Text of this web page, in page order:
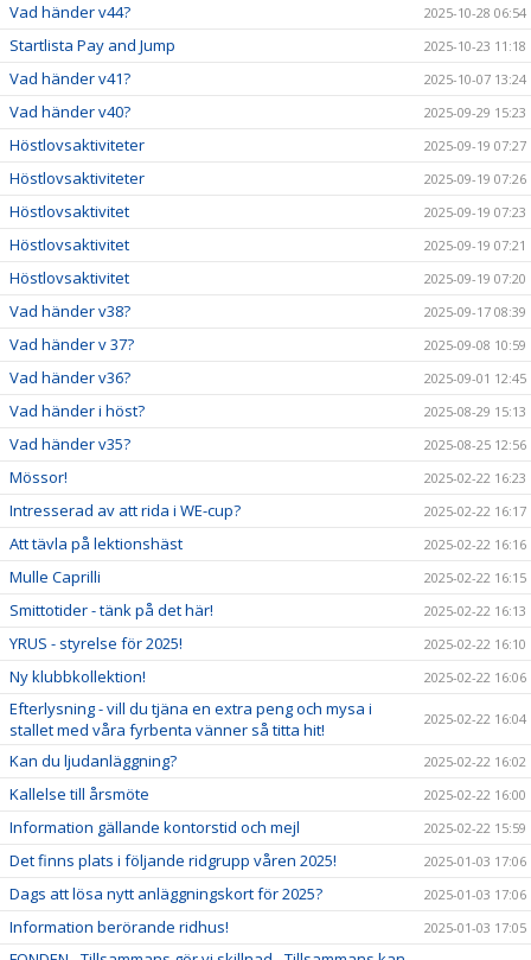
Vad händer v44? 2025-10-28 06:54
Startlista Pay and Jump 2025-10-23 11:18
Vad händer v41? 2025-10-07 13:24
Vad händer v40? 2025-09-29 15:23
Höstlovsaktiviteter 2025-09-19 07:27
Höstlovsaktiviteter 2025-09-19 07:26
Höstlovsaktivitet 2025-09-19 07:23
Höstlovsaktivitet 2025-09-19 07:21
Höstlovsaktivitet 2025-09-19 07:20
Vad händer v38? 2025-09-17 08:39
Vad händer v 37? 2025-09-08 10:59
Vad händer v36? 2025-09-01 12:45
Vad händer i höst? 2025-08-29 15:13
Vad händer v35? 2025-08-25 12:56
Mössor! 2025-02-22 16:23
Intresserad av att rida i WE-cup? 2025-02-22 16:17
Att tävla på lektionshäst 2025-02-22 16:16
Mulle Caprilli 2025-02-22 16:15
Smittotider - tänk på det här! 2025-02-22 16:13
YRUS - styrelse för 2025! 2025-02-22 16:10
Ny klubbkollektion! 2025-02-22 16:06
Efterlysning - vill du tjäna en extra peng och mysa i
stallet med våra fyrbenta vänner så titta hit!
2025-02-22 16:04
Kan du ljudanläggning? 2025-02-22 16:02
Kallelse till årsmöte 2025-02-22 16:00
Information gällande kontorstid och mejl 2025-02-22 15:59
Det finns plats i följande ridgrupp våren 2025! 2025-01-03 17:06
Dags att lösa nytt anläggningskort för 2025? 2025-01-03 17:06
Information berörande ridhus! 2025-01-03 17:05